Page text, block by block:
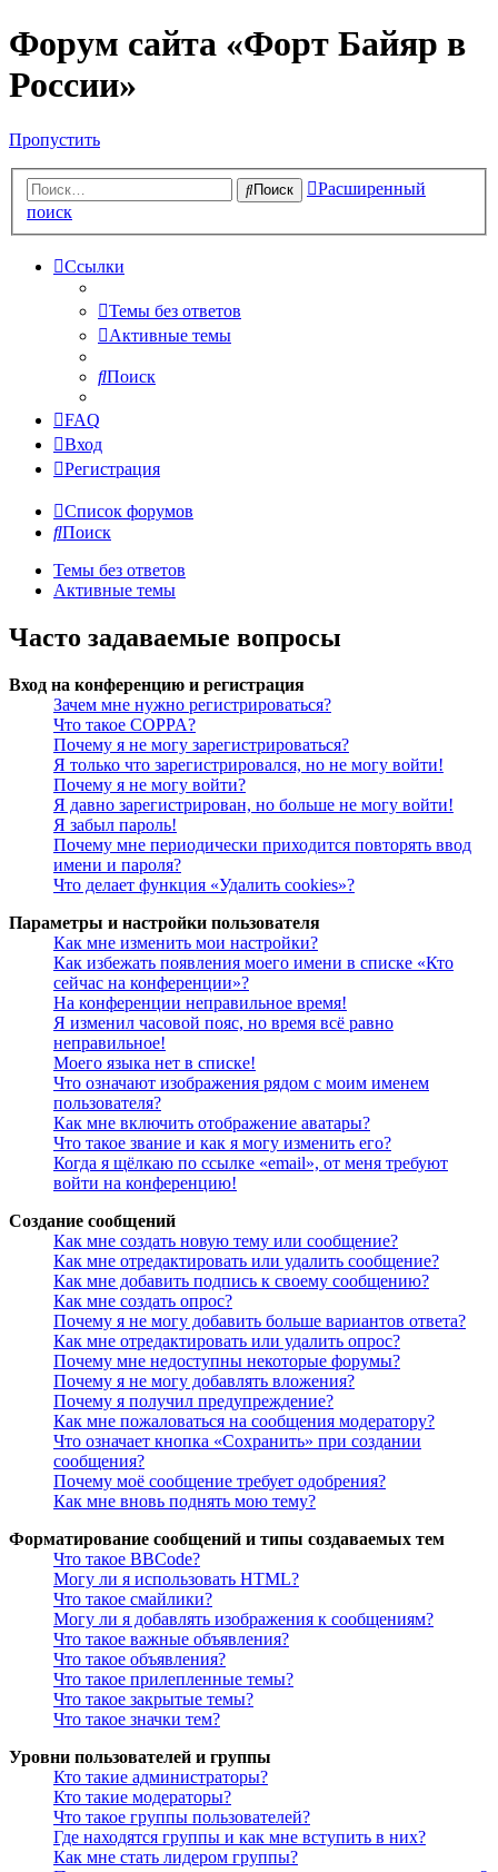
Форум сайта «Форт Байяр в
России»
Пропустить
Поиск
Расширенный
поиск
Ссылки
Темы без ответов
Активные темы
Поиск
FAQ
Вход
Регистрация
Список форумов
Поиск
Темы без ответов
Активные темы
Часто задаваемые вопросы
Вход на конференцию и регистрация
Зачем мне нужно регистрироваться?
Что такое COPPA?
Почему я не могу зарегистрироваться?
Я только что зарегистрировался, но не могу войти!
Почему я не могу войти?
Я давно зарегистрирован, но больше не могу войти!
Я забыл пароль!
Почему мне периодически приходится повторять ввод
имени и пароля?
Что делает функция «Удалить cookies»?
Параметры и настройки пользователя
Как мне изменить мои настройки?
Как избежать появления моего имени в списке «Кто
сейчас на конференции»?
На конференции неправильное время!
Я изменил часовой пояс, но время всё равно
неправильное!
Моего языка нет в списке!
Что означают изображения рядом с моим именем
пользователя?
Как мне включить отображение аватары?
Что такое звание и как я могу изменить его?
Когда я щёлкаю по ссылке «email», от меня требуют
войти на конференцию!
Создание сообщений
Как мне создать новую тему или сообщение?
Как мне отредактировать или удалить сообщение?
Как мне добавить подпись к своему сообщению?
Как мне создать опрос?
Почему я не могу добавить больше вариантов ответа?
Как мне отредактировать или удалить опрос?
Почему мне недоступны некоторые форумы?
Почему я не могу добавлять вложения?
Почему я получил предупреждение?
Как мне пожаловаться на сообщения модератору?
Что означает кнопка «Сохранить» при создании
сообщения?
Почему моё сообщение требует одобрения?
Как мне вновь поднять мою тему?
Форматирование сообщений и типы создаваемых тем
Что такое BBCode?
Могу ли я использовать HTML?
Что такое смайлики?
Могу ли я добавлять изображения к сообщениям?
Что такое важные объявления?
Что такое объявления?
Что такое прилепленные темы?
Что такое закрытые темы?
Что такое значки тем?
Уровни пользователей и группы
Кто такие администраторы?
Кто такие модераторы?
Что такое группы пользователей?
Где находятся группы и как мне вступить в них?
Как мне стать лидером группы?